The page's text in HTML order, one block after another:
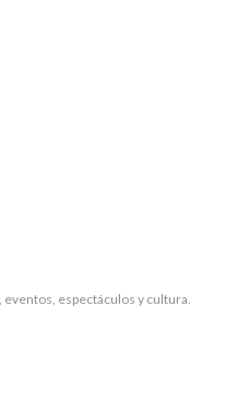
eventos, espectáculos y cultura.